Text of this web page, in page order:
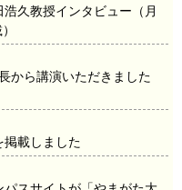
浩久教授インタビュー（月
から講演いただきました
掲載しました